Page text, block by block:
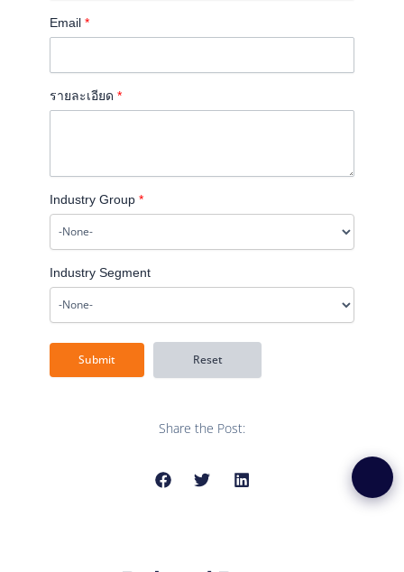
Email *
รายละเอียด *
Industry Group *
Industry Segment
Share the Post: